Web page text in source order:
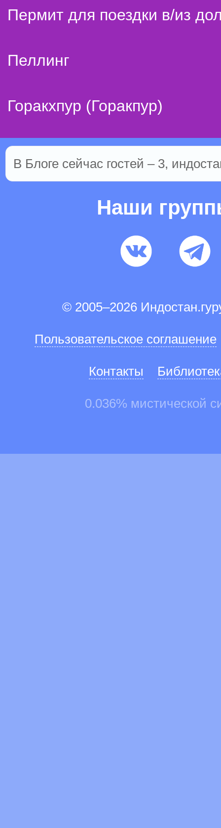
Пермит для поездки в/из
Пеллинг
Горакхпур (Горакпур)
В Блоге сейчас гостей – 3,
Наши
© 2005–2026
Пользовательское соглашение
Контакты
0.036% мистической